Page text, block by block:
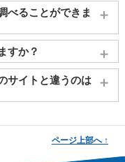
市（徳山） がよく見
べることができま
や日の出・日の入りを
くタイドグラフで、
ことができます。
すか？
ータ（波の高さ）に
サイトと違うのは
義はありません。そ
て、境界にあたる日
ページ上部へ ↑